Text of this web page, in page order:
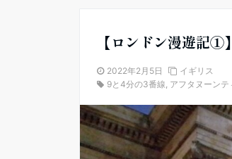
【ロンドン漫遊記①
2022年2月5日
イギリス
9と4分の3番線, アフタヌーンテ